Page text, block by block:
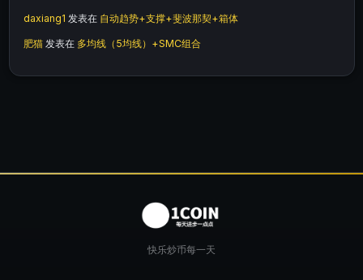
daxiang1 发表在 自动趋势+支撑+斐波那契+箱体
肥猫 发表在 多均线（5均线）+SMC组合
快乐炒币每一天